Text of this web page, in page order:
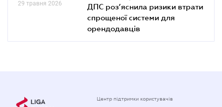
29 травня 2026
ДПС роз’яснила ризики втрати
спрощеної системи для
орендодавців
Центр підтримки користувачів